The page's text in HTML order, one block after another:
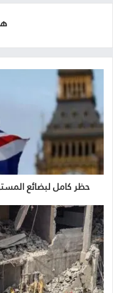
حظر كامل لبضائع